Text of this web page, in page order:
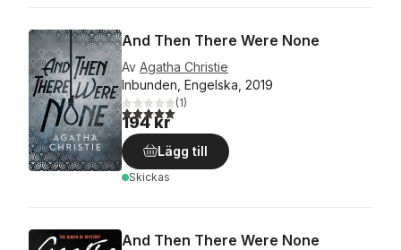
And Then There Were None
Av Agatha Christie
Inbunden, Engelska, 2019
5,0utav 5 stjärnor. Totalt antal röster:
(1)
194 kr
Lägg till
Skickas
And Then There Were None